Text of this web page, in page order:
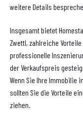
weitere Details
Insgesamt bietet
Zwettl, zahlreiche
professionelle
der Verkaufspreis
Wenn Sie Ihre Immobilie
sollten Sie die Vorteile
ziehen.